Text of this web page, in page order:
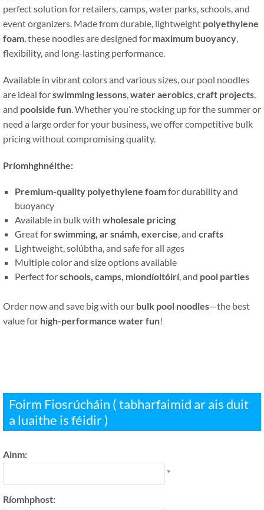
perfect solution for retailers,camps,water parks,schools,and
event organizers. Made from durable, lightweight polyethylene
foam,these noodles are designed for maximum buoyancy,
flexibility,and long-lasting performance.
Available in vibrant colors and various sizes,our pool noodles
are ideal forswimming lessons,water aerobics,craft projects,
and poolside fun.Whether you’re stocking up for the summer or
need a large order for your business,we offer competitive bulk
pricing without compromising quality.
Príomhghnéithe:
Premium-quality polyethylene foamfor durability and
buoyancy
Available in bulk with wholesale pricing
Great forswimming, ar snámh, exercise,and crafts
Lightweight, solúbtha,and safe for all ages
Multiple color and size options available
Perfect forschools, camps, miondíoltóirí,and pool parties
Order now and save big with our bulk pool noodles—the best
value for high-performance water fun!
Foirm Fiosrúcháin ( tabharfaimid ar ais duit
a luaithe is féidir )
Ainm:
*
Ríomhphost: